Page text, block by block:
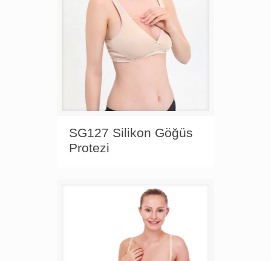
SG127 Silikon Göğüs
Protezi